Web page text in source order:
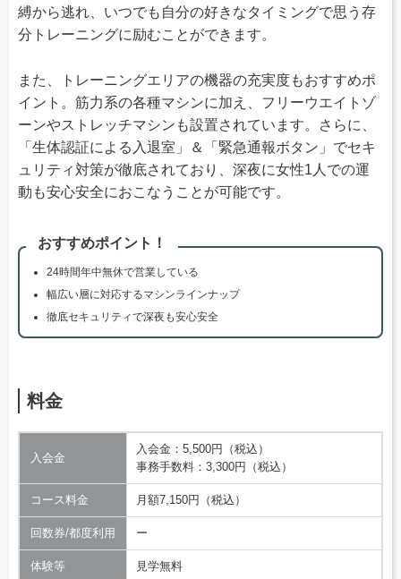
縛から逃れ、いつでも自分の好きなタイミングで思う存
分トレーニングに励むことができます。
また、トレーニングエリアの機器の充実度もおすすめポ
イント。筋力系の各種マシンに加え、フリーウエイトゾ
ーンやストレッチマシンも設置されています。さらに、
「生体認証による入退室」＆「緊急通報ボタン」でセキ
ュリティ対策が徹底されており、深夜に女性1人での運
動も安心安全におこなうことが可能です。
おすすめポイント！
24時間年中無休で営業している
幅広い層に対応するマシンラインナップ
徹底セキュリティで深夜も安心安全
料金
入会金
入会金：5,500円（税込）
事務手数料：3,300円（税込）
コース料金 月額7,150円（税込）
回数券/都度利用 ー
体験等 見学無料